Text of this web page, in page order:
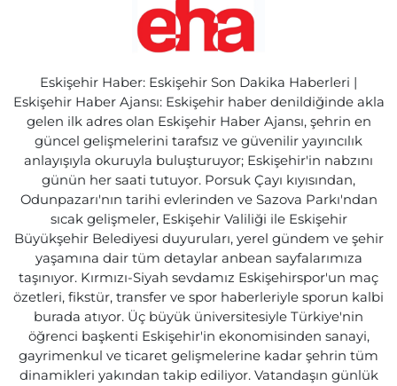
Eskişehir Haber: Eskişehir Son Dakika Haberleri |
Eskişehir Haber Ajansı: Eskişehir haber denildiğinde akla
gelen ilk adres olan Eskişehir Haber Ajansı, şehrin en
güncel gelişmelerini tarafsız ve güvenilir yayıncılık
anlayışıyla okuruyla buluşturuyor; Eskişehir'in nabzını
günün her saati tutuyor. Porsuk Çayı kıyısından,
Odunpazarı'nın tarihi evlerinden ve Sazova Parkı'ndan
sıcak gelişmeler, Eskişehir Valiliği ile Eskişehir
Büyükşehir Belediyesi duyuruları, yerel gündem ve şehir
yaşamına dair tüm detaylar anbean sayfalarımıza
taşınıyor. Kırmızı-Siyah sevdamız Eskişehirspor'un maç
özetleri, fikstür, transfer ve spor haberleriyle sporun kalbi
burada atıyor. Üç büyük üniversitesiyle Türkiye'nin
öğrenci başkenti Eskişehir'in ekonomisinden sanayi,
gayrimenkul ve ticaret gelişmelerine kadar şehrin tüm
dinamikleri yakından takip ediliyor. Vatandaşın günlük